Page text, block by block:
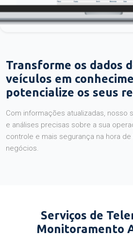
Transforme os dados
veículos em
potencialize os seus
Com informações atualizadas, nosso
e análises precisas sobre a sua
controle e mais segurança na hora
negócios.
Serviços de
Monitoramento